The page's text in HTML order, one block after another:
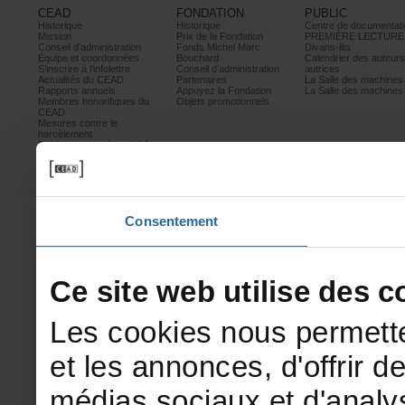
Consentement
CEAD
Historique
Mission
Conseild’administration
Équipeetcoordonnées
S’inscrireàl’infolettre
ActualitésduCEAD
Rapportsannuels
Membreshonorifiquesdu
CEAD
Mesurescontrele
harcèlement
Politiquedeconfidentialité
Partenaires
FONDATION
Historique
PrixdelaFondation
FondsMichelMarc
Bouchard
Conseild’administration
Partenaires
AppuyezlaFondation
Objetspromotionnels
PUBLIC
PREMIÈRELECTURE
Divans-lits
autrices